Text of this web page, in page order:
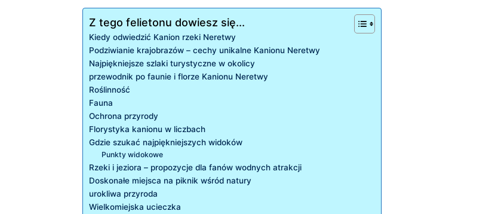
Z tego felietonu dowiesz się...
Kiedy odwiedzić Kanion⁢ rzeki Neretwy
Podziwianie krajobrazów – cechy unikalne Kanionu Neretwy
Najpiękniejsze szlaki turystyczne w okolicy
przewodnik po faunie i florze Kanionu Neretwy
Roślinność
Fauna
Ochrona przyrody
Florystyka kanionu w ⁣liczbach
Gdzie szukać najpiękniejszych widoków
Punkty widokowe
Rzeki i jeziora – propozycje dla ‌fanów wodnych ⁣atrakcji
Doskonałe miejsca na piknik wśród natury
urokliwa przyroda
Wielkomiejska ucieczka